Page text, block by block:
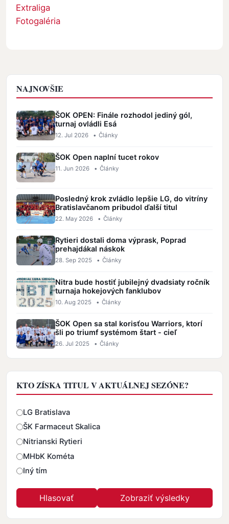
Extraliga
Fotogaléria
NAJNOVŠIE
ŠOK OPEN: Finále rozhodol jediný gól,
turnaj ovládli Esá
12. Jul 2026 • Články
ŠOK Open naplní tucet rokov
11. Jun 2026 • Články
Posledný krok zvládlo lepšie LG, do vitríny
Bratislavčanom pribudol ďalší titul
22. May 2026 • Články
Rytieri dostali doma výprask, Poprad
prehajdákal náskok
28. Sep 2025 • Články
Nitra bude hostiť jubilejný dvadsiaty ročník
turnaja hokejových fanklubov
10. Aug 2025 • Články
ŠOK Open sa stal korisťou Warriors, ktorí
šli po triumf systémom štart - cieľ
26. Jul 2025 • Články
KTO ZÍSKA TITUL V AKTUÁLNEJ SEZÓNE?
Odpovede
LG Bratislava
ŠK Farmaceut Skalica
Nitrianski Rytieri
MHbK Kométa
Iný tím